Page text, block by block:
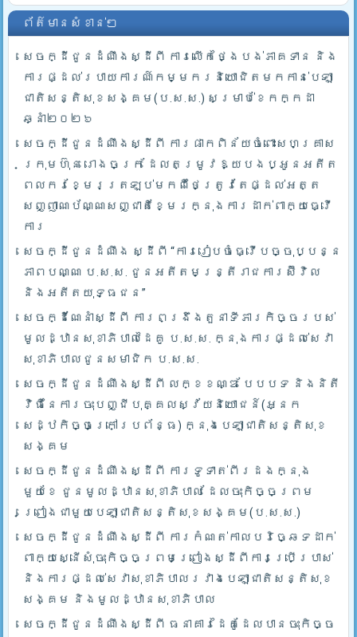
ព័ត៌មានសំខាន់ៗ
សេចក្ដីជូនដំណឹងស្ដីពី ការលើកថ្ងៃបង់ភាគទាន និង
ការផ្ដល់របាយការណ៍កម្មករនិយោជិតមកកាន់បេឡា
ជាតិសន្តិសុខសង្គម(ប.ស.ស.) សម្រាប់ខែកក្កដា
ឆ្នាំ២០២៦
សេចក្ដីជូនដំណឹងស្ដីពី ការផាកពិន័យចំពោះសហគ្រាស
ក្រុមហ៊ុន រោងចក្រ ដែលតម្រូវឱ្យបងប្អូនអតីត
ពលករខ្មែរត្រឡប់មកពីថៃត្រូវតែផ្ដល់អត្ត
សញ្ញាណប័ណ្ណសញ្ជាតិខ្មែរក្នុងការដាក់ពាក្យធ្វើ
ការ
សេចក្ដីជូនដំណឹង ស្ដីពី “ការរៀបចំធ្វើបច្ចុប្បន្ន
ភាពបណ្ណ ប.ស.ស. ជូនអតីតមន្ត្រីរាជការស៊ីវិល
និងអតីតយុទ្ធជន”
សេចក្ដីណែនាំស្ដីពី ការពង្រឹងតួនាទីភារកិច្ចរបស់
មូលដ្ឋានសុខាភិបាលដៃគូ ប.­ស.ស. ក្នុងការផ្ដល់សេវា
សុខាភិបាលជូនសមាជិក ប.ស.ស.
សេចក្ដីជូនដំណឹងស្ដីពី លក្ខខណ្ឌ បែបបទ និងនិតី
វិធីនៃការចុះបញ្ជីបុគ្គលស្វ័យនិយោជន៍(អ្នក
សេដ្ឋកិច្ចក្រៅប្រព័ន្ធ) ក្នុងបេឡាជាតិសន្តិសុខ
សង្គម
សេចក្ដីជូនដំណឹងស្ដីពី ការទូទាត់ពីរដងក្នុង
មួយខែ ជូនមូលដ្ឋានសុខាភិបាល ដែលចុះកិច្ចព្រម
ព្រៀងជាមួយបេឡាជាតិសន្តិសុខសង្គម(ប.ស.ស.)
សេចក្ដីជូនដំណឹងស្ដីពី ការកំណត់កាលបរិច្ឆេទដាក់
ពាក្យស្នើសុំចុះកិច្ចព្រមព្រៀងស្ដីពីការប្រើប្រាស់
និងការផ្ដល់សេវាសុខាភិបាលរវាងបេឡាជាតិសន្តិសុខ
សង្គម និងមូលដ្ឋានសុខាភិបាល
សេចក្ដីជូនដំណឹងស្ដីពី ធនាគារដៃគូដែលបានចុះកិច្ច